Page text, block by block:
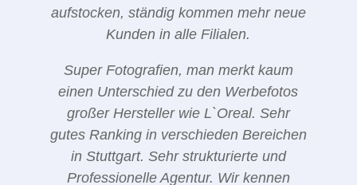
aufstocken, ständig kommen mehr neue
Kunden in alle Filialen.
Super Fotografien, man merkt kaum
einen Unterschied zu den Werbefotos
großer Hersteller wie L`Oreal. Sehr
gutes Ranking in verschieden Bereichen
in Stuttgart. Sehr strukturierte und
Professionelle Agentur. Wir kennen